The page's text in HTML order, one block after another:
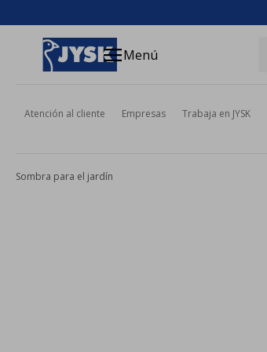
menuMenú
Atención al cliente Empresas Trabaja en JYSK
Sombra para el jardín
close